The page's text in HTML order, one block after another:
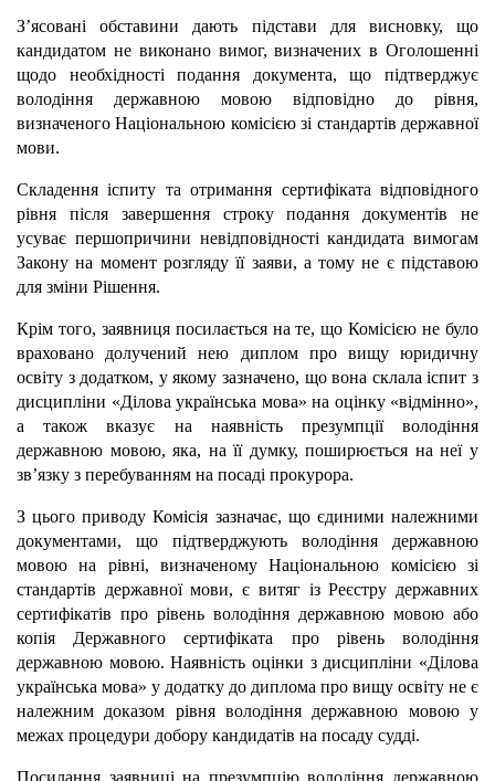
З’ясовані обставини дають підстави для висновку, що
кандидатом не виконано вимог, визначених в Оголошенні
щодо необхідності подання документа, що підтверджує
володіння державною мовою відповідно до рівня,
визначеного Національною комісією зі стандартів державної
мови.
Складення іспиту та отримання сертифіката відповідного
рівня після завершення строку подання документів не
усуває першопричини невідповідності кандидата вимогам
Закону на момент розгляду її заяви, а тому не є підставою
для зміни Рішення.
Крім того, заявниця посилається на те, що Комісією не було
враховано долучений нею диплом про вищу юридичну
освіту з додатком, у якому зазначено, що вона склала іспит з
дисципліни «Ділова українська мова» на оцінку «відмінно»,
а також вказує на наявність презумпції володіння
державною мовою, яка, на її думку, поширюється на неї у
зв’язку з перебуванням на посаді прокурора.
З цього приводу Комісія зазначає, що єдиними належними
документами, що підтверджують володіння державною
мовою на рівні, визначеному Національною комісією зі
стандартів державної мови, є витяг із Реєстру державних
сертифікатів про рівень володіння державною мовою або
копія Державного сертифіката про рівень володіння
державною мовою. Наявність оцінки з дисципліни «Ділова
українська мова» у додатку до диплома про вищу освіту не є
належним доказом рівня володіння державною мовою у
межах процедури добору кандидатів на посаду судді.